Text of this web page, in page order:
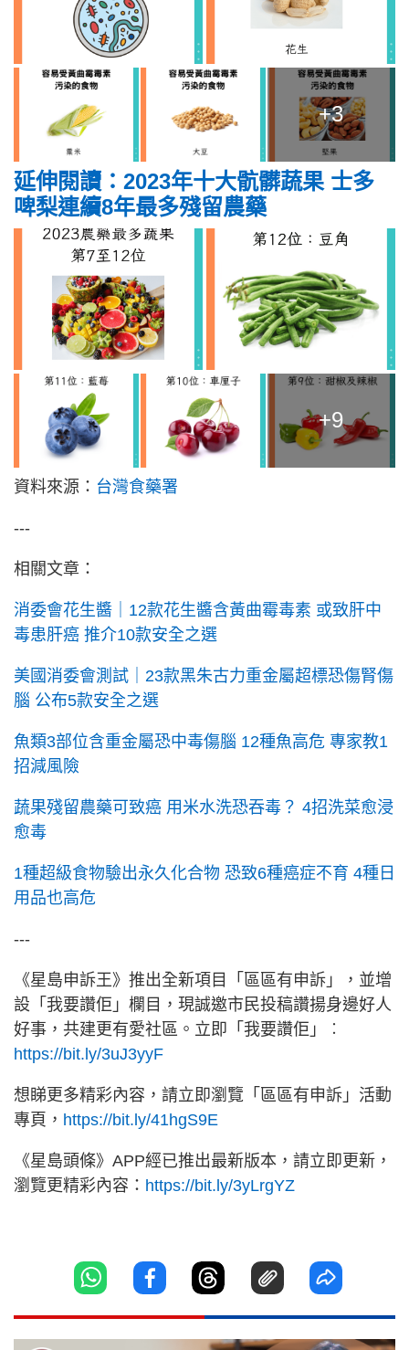
+3
延伸閱讀：2023年十大骯髒蔬果 士多
啤梨連續8年最多殘留農藥
+9
資料來源： 台灣食藥署
---
相關文章：
消委會花生醬｜12款花生醬含黃曲霉毒素 或致肝中
毒患肝癌 推介10款安全之選
美國消委會測試｜23款黑朱古力重金屬超標恐傷腎傷
腦 公布5款安全之選
魚類3部位含重金屬恐中毒傷腦 12種魚高危 專家教1
招減風險
蔬果殘留農藥可致癌 用米水洗恐吞毒？ 4招洗菜愈浸
愈毒
1種超級食物驗出永久化合物 恐致6種癌症不育 4種日
用品也高危
---
《星島申訴王》推出全新項目「區區有申訴」，並增
設「我要讚佢」欄目，現誠邀市民投稿讚揚身邊好人
好事，共建更有愛社區。立即「我要讚佢」︰
https://bit.ly/3uJ3yyF
想睇更多精彩內容，請立即瀏覽「區區有申訴」活動
專頁， https://bit.ly/41hgS9E
《星島頭條》APP經已推出最新版本，請立即更新，
瀏覽更精彩內容： https://bit.ly/3yLrgYZ